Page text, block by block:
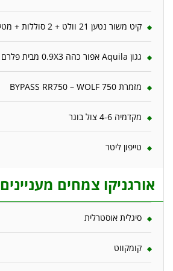
קיט משור נטען 21 וולט + 2 סוללות + מטען 4-SW -תבור
גגון Aquila אפור כהה 0.9X3 מבית פלרם – Canopia
מזמרת 750 BYPASS RR750 – WOLF
מקדמיה 4-6 צול בוגר
טייפון ליטר
אורגניקו צמחים מעניינים
סיגלית אוסטרלית
קומקווט